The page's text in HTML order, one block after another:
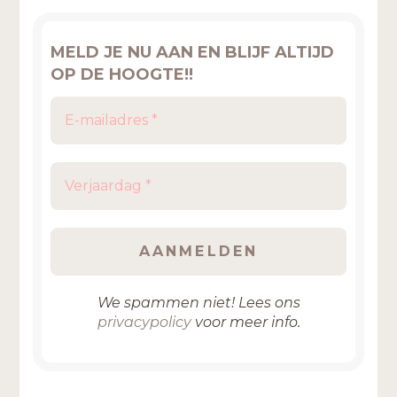
MELD JE NU AAN EN BLIJF ALTIJD
OP DE HOOGTE!!
We spammen niet! Lees ons
privacypolicyvoor meer info.